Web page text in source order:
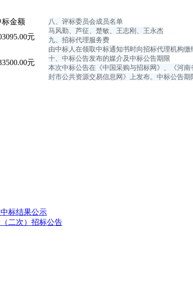
标金额
元
元
八、评标委员会成员名单
马风勤、芦征、楚敏、王志刚、王永杰
九、招标代理服务费
由中标人在领取中标通知书时向招标代理机构缴
十、中标公告发布的媒介及中标公告期限
本次中标公告在《中国采购与招标网》、《河
封市公共资源交易信息网》上发布。中标公告
标结果公示
二次）招标公告